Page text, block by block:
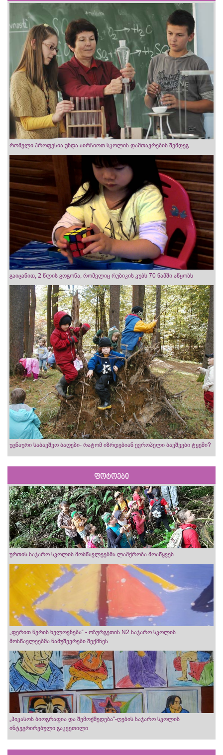
რომელი პროფესია უნდა აირჩიოთ სკოლის დამთავრების შემდეგ
გაიცანით, 2 წლის გოგონა, რომელიც რუბიკის კუბს 70 წამში აწყობს
უცნაური საბავშვო ბაღები- რატომ იზრდებიან ევროპელი ბავშვები ტყეში?
ფოტოები
ურთის საჯარო სკოლის მოსწავლეებმა ლაშქრობა მოაწყვეს
„ფერით წერის ხელოვნება“ - ოზურგეთის N2 საჯარო სკოლის
მოსწავლეებმა ნამუშევრები შექმნეს
„პიკასოს ბიოგრაფია და შემოქმედება“-ღების საჯარო სკოლის
ინტეგრირებული გაკვეთილი